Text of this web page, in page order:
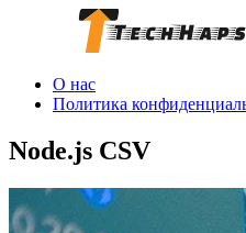
О нас
Политика
Node.js CSV